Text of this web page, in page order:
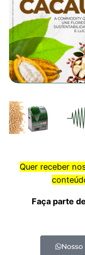
Quer receber
Faça parte